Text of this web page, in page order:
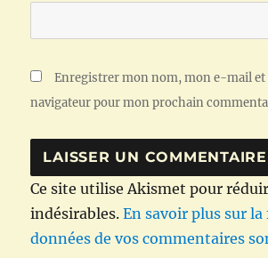
Enregistrer mon nom, mon e-mail et
navigateur pour mon prochain
Ce site utilise Akismet pour
indésirables.En savoir plus sur
données de vos commentaires